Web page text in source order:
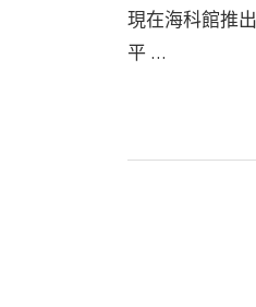
現在海科館推
平 …